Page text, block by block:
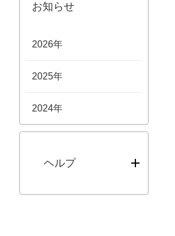
お知らせ
2026年
2025年
2024年
ヘルプ